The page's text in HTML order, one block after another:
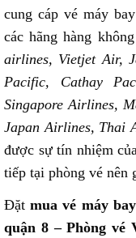
cung cáp vé máy
các hãng hàng
airlines, Vietjet Air,
Pacific, Cathay
Singapore Airlines,
Japan Airlines, Thai
được sự tín nhiệm
tiếp tại phòng vé nên
Đặtmua vé máy
quận 8 – Phòng vé